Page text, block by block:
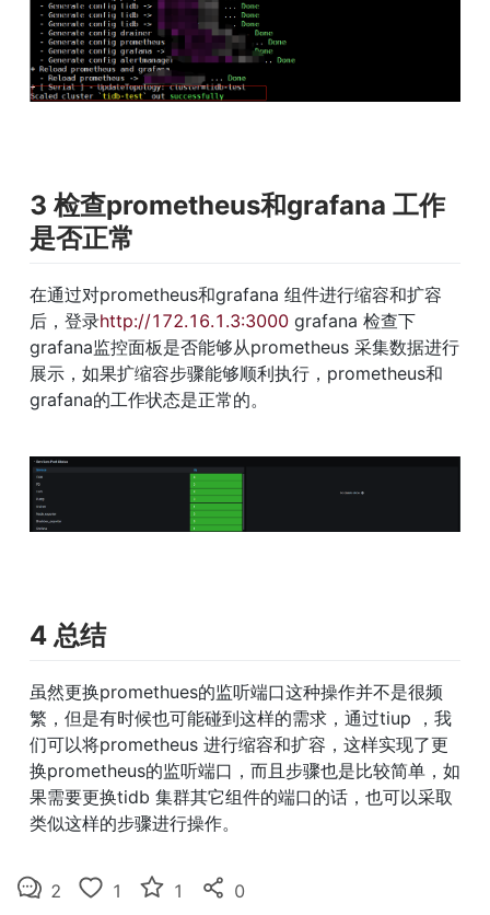
3 检查prometheus和grafana 工作
是否正常
在通过对prometheus和grafana 组件进行缩容和扩容
后，登录http://172.16.1.3:3000 grafana 检查下
grafana监控面板是否能够从prometheus 采集数据进行
展示，如果扩缩容步骤能够顺利执行，prometheus和
grafana的工作状态是正常的。
4 总结
虽然更换promethues的监听端口这种操作并不是很频
繁，但是有时候也可能碰到这样的需求，通过tiup ，我
们可以将prometheus 进行缩容和扩容，这样实现了更
换prometheus的监听端口，而且步骤也是比较简单，如
果需要更换tidb 集群其它组件的端口的话，也可以采取
类似这样的步骤进行操作。
2 1 1 0